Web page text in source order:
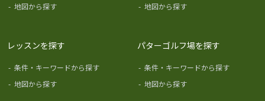
- 地図から探す
- 地図から探す
レッスンを探す
- 条件・キーワードから探す
- 地図から探す
パターゴルフ場を探す
- 条件・キーワードから探す
- 地図から探す